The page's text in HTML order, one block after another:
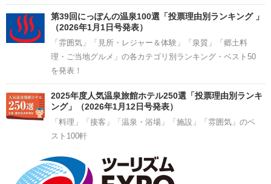
第39回にっぽんの温泉100選「投票理由別ランキング 」
（2026年1月1日号発表）
「雰囲気」「見所・レジャー＆体験」「泉質」「郷土料
理・ご当地グルメ」の各カテゴリ別ランキング・ベスト50
を発表！
2025年度人気温泉旅館ホテル250選「投票理由別ランキ
ング」（2026年1月12日号発表）
「料理」「接客」「温泉・浴場」「施設」「雰囲気」のベ
スト100軒